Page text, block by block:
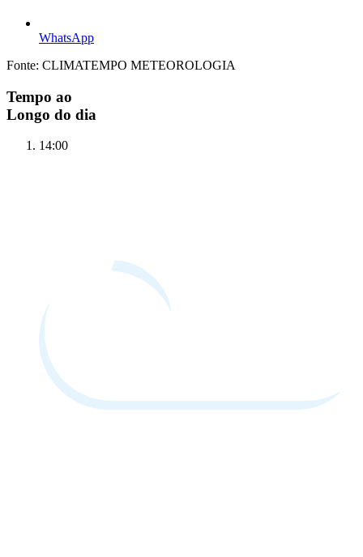
WhatsApp
Fonte: CLIMATEMPO METEOROLOGIA
Tempo ao
Longo do dia
14:00